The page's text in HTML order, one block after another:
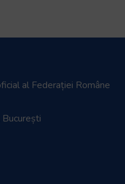
al Federației Române